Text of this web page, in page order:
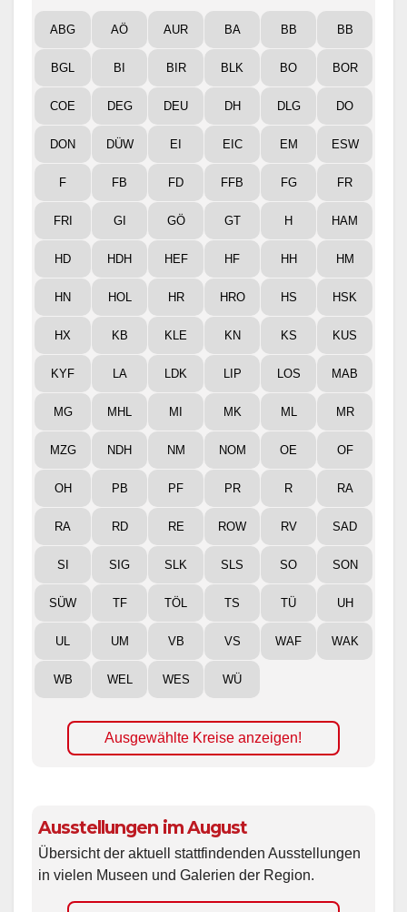
ABG AÖ AUR BA BB BB
BGL BI BIR BLK BO BOR
COE DEG DEU DH DLG DO
DON DÜW EI EIC EM ESW
F FB FD FFB FG FR
FRI GI GÖ GT H HAM
HD HDH HEF HF HH HM
HN HOL HR HRO HS HSK
HX KB KLE KN KS KUS
KYF LA LDK LIP LOS MAB
MG MHL MI MK ML MR
MZG NDH NM NOM OE OF
OH PB PF PR R RA
RA RD RE ROW RV SAD
SI SIG SLK SLS SO SON
SÜW TF TÖL TS TÜ UH
UL UM VB VS WAF WAK
WB WEL WES WÜ
Ausgewählte Kreise anzeigen!
Ausstellungen im August
Übersicht der aktuell stattfindenden Ausstellungen
in vielen Museen und Galerien der Region.